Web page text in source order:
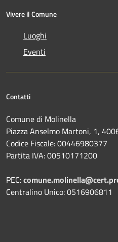
Vivere il Comune
Luoghi
Eventi
Contatti
Comune di Molinella
Piazza Anselmo Martoni, 1,
Codice Fiscale: 00446980377
Partita IVA: 00510171200
PEC:
Centralino Unico: 0516906811